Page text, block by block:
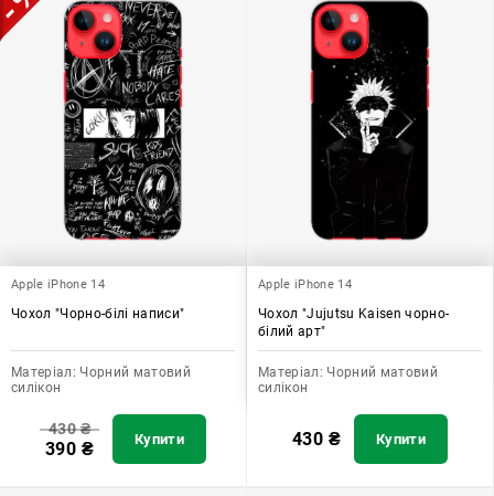
Apple iPhone 14
Чохол "Чорно-білі написи"
Матеріал: Чорний матовий
силікон
430₴
390 ₴ Купити
Apple iPhone 14
Чохол "Jujutsu Kaisen чорно-
білий арт"
Матеріал: Чорний матовий
силікон
430 ₴ Купити